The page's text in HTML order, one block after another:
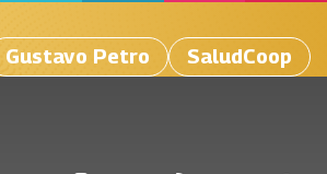
Gustavo Petro SaludCoop